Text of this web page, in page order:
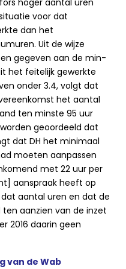
hoger aantal uren
voor dat
dan het
Uit de wijze
gegeven aan de min-
het feitelijk gewerkte
onder 3.4, volgt dat
het aantal
ten minste 95 uur
geoordeeld dat
dat DH het minimaal
moeten aanpassen
met 22 uur per
aanspraak heeft op
aantal uren en dat de
aanzien van de inzet
2016 daarin geen
van de Wab